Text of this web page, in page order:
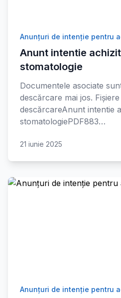
Anunțuri de intenție pentru
Anunt intentie
stomatologie
Documentele asociate
descărcare mai jos.
descărcareAnunt intentie
stomatologiePDF883…
21 iunie 2025
Anunțuri de intenție pentru